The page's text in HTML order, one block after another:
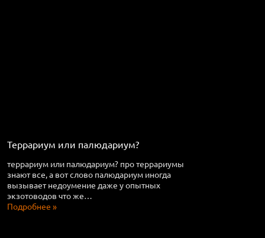
Террариум или палюдариум?
террариум или палюдариум? про террариумы
знают все, а вот слово палюдариум иногда
вызывает недоумение даже у опытных
экзотоводов что же…
Подробнее »